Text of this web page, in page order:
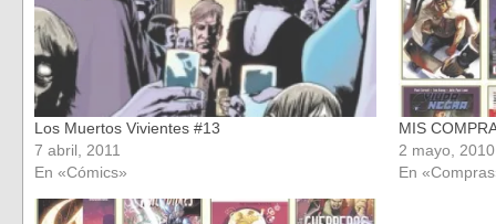
Los Muertos Vivientes #13
7 abril, 2011
En «Cómics»
MIS
2 mayo, 2010
En